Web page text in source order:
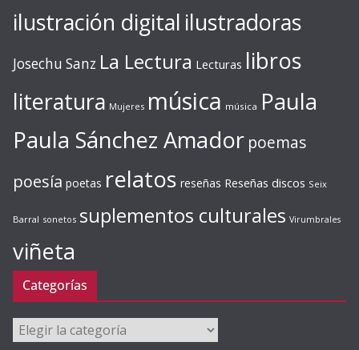
ilustración digital ilustradoras
Josechu Sanz La Lectura Lecturas libros
literatura Mujeres música música Paula
Paula Sánchez Amador poemas
poesía poetas relatos reseñas Reseñas discos Seix
Barral sonetos suplementos culturales Virumbrales
viñeta
Categorías
Categorías